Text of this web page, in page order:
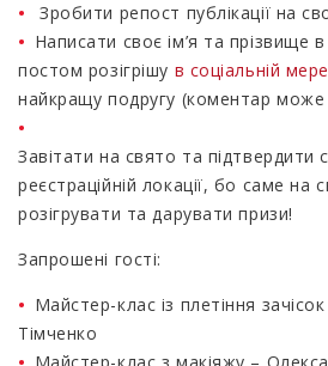
Зробити репост публікації на
Написати своє ім’я та прізвище
постом розігрішу в соціальній
найкращу подругу (коментар
Завітати на свято та підтвердити
реєстраційній локації, бо саме на
розігрувати та дарувати призи!
Запрошені гості:
Майстер-клас із плетіння
Тімченко